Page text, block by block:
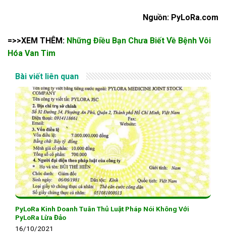
Nguồn: PyLoRa.com
=>>XEM THÊM: Những Điều Bạn Chưa Biết Về Bệnh Vôi
Hóa Van Tim
Bài viết liên quan
PyLoRa Kinh Doanh Tuân Thủ Luật Pháp Nói Không Với
PyLoRa Lừa Đảo
16/10/2021